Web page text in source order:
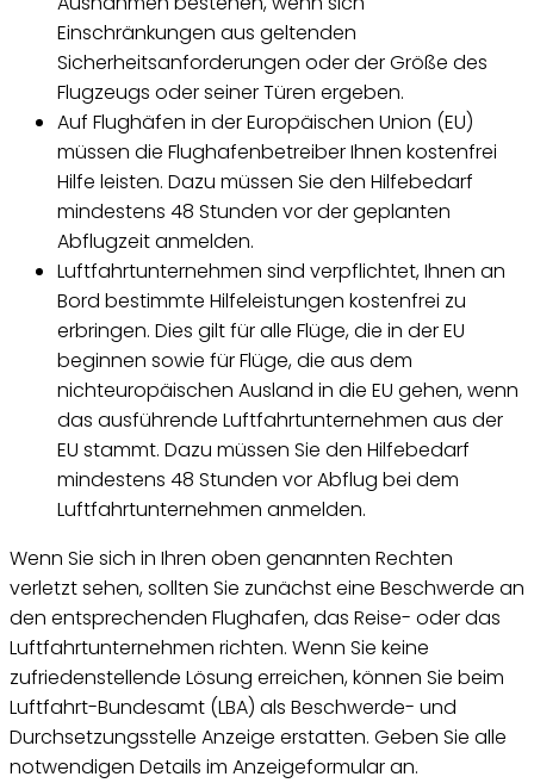
Einschränkungen aus geltenden
Sicherheitsanforderungen oder der Größe des
Flugzeugs oder seiner Türen ergeben.
Auf Flughäfen in der Europäischen Union (EU)
müssen die Flughafenbetreiber Ihnen kostenfrei
Hilfe leisten. Dazu müssen Sie den Hilfebedarf
mindestens 48 Stunden vor der geplanten
Abflugzeit anmelden.
Luftfahrtunternehmen sind verpflichtet, Ihnen an
Bord bestimmte Hilfeleistungen kostenfrei zu
erbringen. Dies gilt für alle Flüge, die in der EU
beginnen sowie für Flüge, die aus dem
nichteuropäischen Ausland in die EU gehen, wenn
das ausführende Luftfahrtunternehmen aus der
EU stammt. Dazu müssen Sie den Hilfebedarf
mindestens 48 Stunden vor Abflug bei dem
Luftfahrtunternehmen anmelden.
Wenn Sie sich in Ihren oben genannten Rechten
verletzt sehen, sollten Sie zunächst eine Beschwerde an
den entsprechenden Flughafen, das Reise- oder das
Luftfahrtunternehmen richten. Wenn Sie keine
zufriedenstellende Lösung erreichen, können Sie beim
Luftfahrt-Bundesamt (LBA) als Beschwerde- und
Durchsetzungsstelle Anzeige erstatten. Geben Sie alle
notwendigen Details im Anzeigeformular an.